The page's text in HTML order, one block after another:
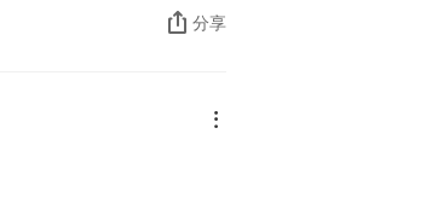
分享